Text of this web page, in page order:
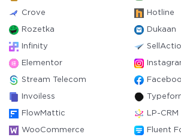
Crove Hotline
Rozetka Dukaan
Infinity
Elementor
Stream Telecom
Invoiless
FlowMattic LP-CRM
WooCommerce Fluent